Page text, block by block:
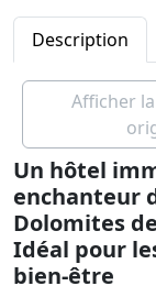
Description
Afficher
Un hôtel
enchanteur
Dolomites
Idéal pour
bien-être